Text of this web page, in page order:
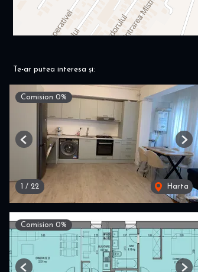
Te-ar putea interesa și:
Comision 0%
/ 22 Harta
Previous Next
Comision 0%